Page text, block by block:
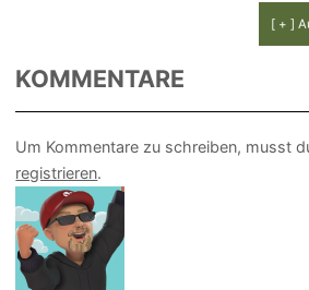
[ + ]
KOMMENTARE
Um Kommentare zu schreiben, musst
registrieren.